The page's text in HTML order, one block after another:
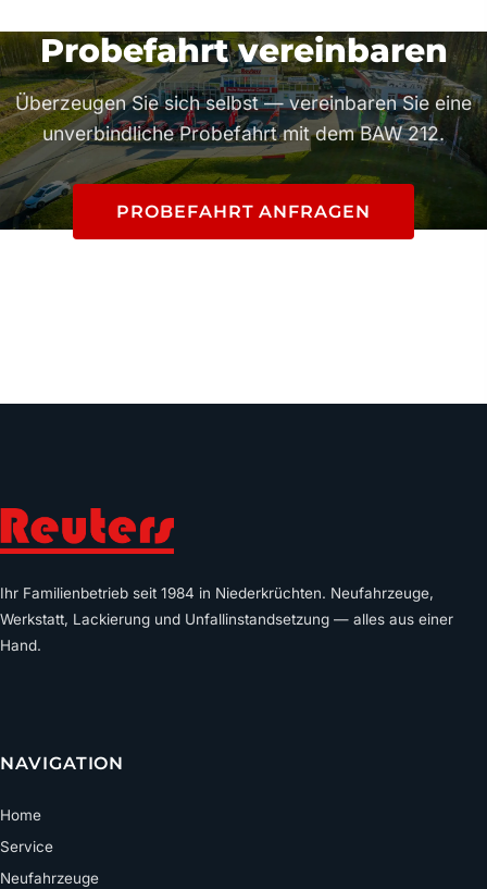
Probefahrt vereinbaren
Überzeugen Sie sich selbst — vereinbaren Sie eine
unverbindliche Probefahrt mit dem BAW 212.
PROBEFAHRT ANFRAGEN
Ihr Familienbetrieb seit 1984 in Niederkrüchten. Neufahrzeuge,
Werkstatt, Lackierung und Unfallinstandsetzung — alles aus einer
Hand.
NAVIGATION
Home
Service
Neufahrzeuge